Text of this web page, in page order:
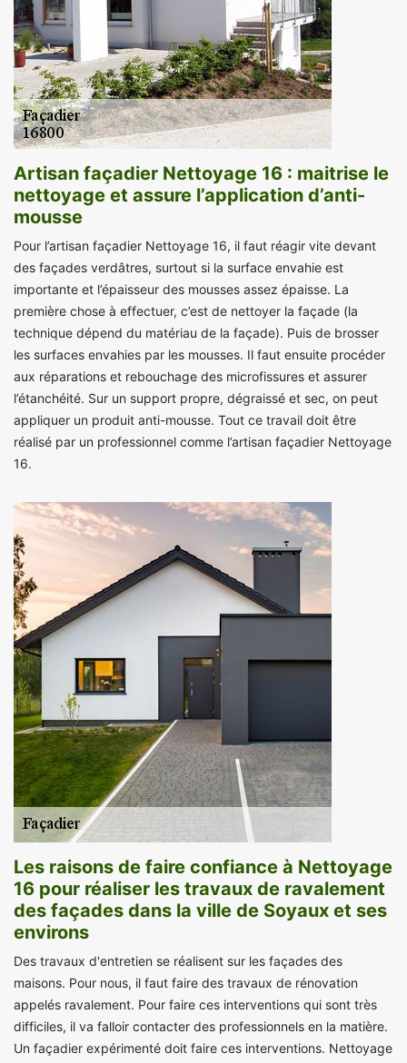
Artisan façadier Nettoyage 16 : maitrise le
nettoyage et assure l’application d’anti-
mousse
Pour l’artisan façadier Nettoyage 16, il faut réagir vite devant
des façades verdâtres, surtout si la surface envahie est
importante et l’épaisseur des mousses assez épaisse. La
première chose à effectuer, c’est de nettoyer la façade (la
technique dépend du matériau de la façade). Puis de brosser
les surfaces envahies par les mousses. Il faut ensuite procéder
aux réparations et rebouchage des microfissures et assurer
l’étanchéité. Sur un support propre, dégraissé et sec, on peut
appliquer un produit anti-mousse. Tout ce travail doit être
réalisé par un professionnel comme l’artisan façadier Nettoyage
16.
Les raisons de faire confiance à Nettoyage
16 pour réaliser les travaux de ravalement
des façades dans la ville de Soyaux et ses
environs
Des travaux d'entretien se réalisent sur les façades des
maisons. Pour nous, il faut faire des travaux de rénovation
appelés ravalement. Pour faire ces interventions qui sont très
difficiles, il va falloir contacter des professionnels en la matière.
Un façadier expérimenté doit faire ces interventions. Nettoyage